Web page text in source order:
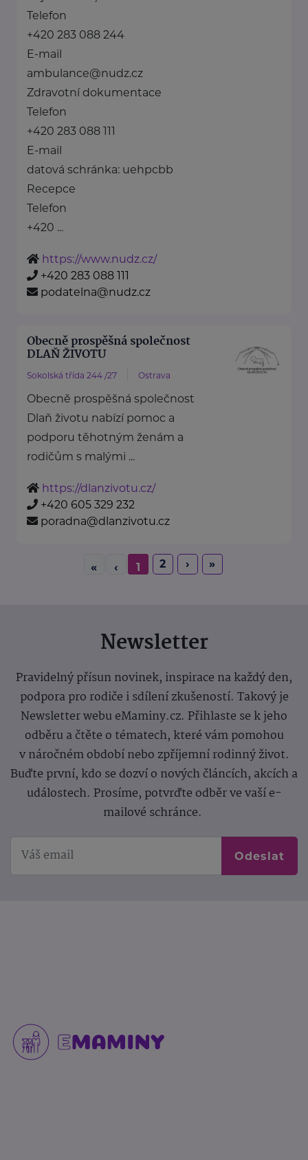
Telefon
+420 283 088 244
E-mail
ambulance@nudz.cz
Zdravotní dokumentace
Telefon
+420 283 088 111
E-mail
datová schránka: uehpcbb
Recepce
Telefon
+420 ...
https://www.nudz.cz/
+420 283 088 111
podatelna@nudz.cz
Obecně prospěšná společnost
DLAŇ ŽIVOTU
Sokolská třída 244 /27 Ostrava
Obecně prospěšná společnost
Dlaň životu nabízí pomoc a
podporu těhotným ženám a
rodičům s malými ...
https://dlanzivotu.cz/
+420 605 329 232
poradna@dlanzivotu.cz
« ‹ 1 2 › »
Newsletter
Pravidelný přísun novinek, inspirace na každý den,
podpora pro rodiče i sdílení zkušeností. Takový je
Newsletter webu eMaminy.cz. Přihlaste se k jeho
odběru a čtěte o tématech, které vám pomohou
v náročném období nebo zpříjemní rodinný život.
Buďte první, kdo se dozví o nových článcích, akcích a
událostech. Prosíme, potvrďte odběr ve vaší e-
mailové schránce.
Odeslat